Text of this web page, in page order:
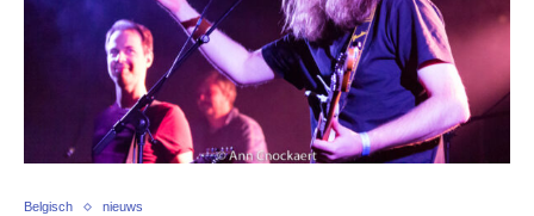
Belgisch nieuws